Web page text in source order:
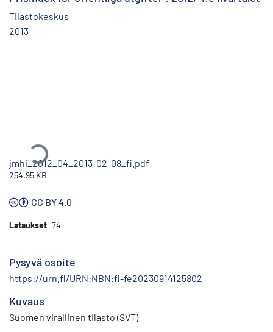
Tilastokeskus
2013
Ladataan...
jmhi_2012_04_2013-02-08_fi.pdf
254.95 KB
CC BY 4.0
Lataukset 74
Pysyvä osoite
https://urn.fi/URN:NBN:fi-fe20230914125802
Kuvaus
Suomen virallinen tilasto (SVT)